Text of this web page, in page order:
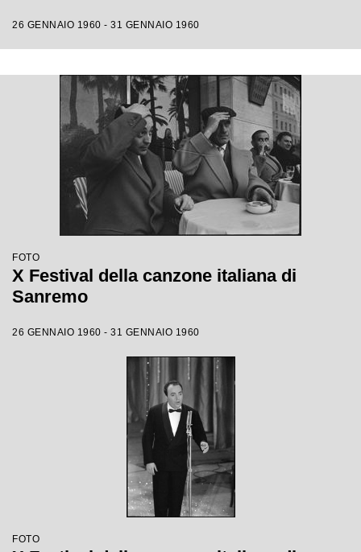
26 GENNAIO 1960 - 31 GENNAIO 1960
FOTO
X Festival della canzone italiana di
Sanremo
26 GENNAIO 1960 - 31 GENNAIO 1960
FOTO